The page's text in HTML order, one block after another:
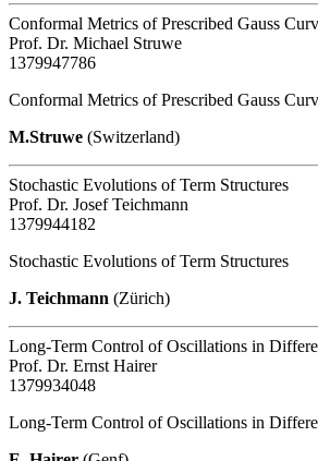
Conformal Metrics of Prescribed Gauss
Prof. Dr. Michael Struwe
1379947786
Conformal Metrics of Prescribed Gauss
M.Struwe (Switzerland)
Stochastic Evolutions of Term Structures
Prof. Dr. Josef Teichmann
1379944182
Stochastic Evolutions of Term Structures
J. Teichmann (Zürich)
Long-Term Control of Oscillations in
Prof. Dr. Ernst Hairer
1379934048
Long-Term Control of Oscillations in